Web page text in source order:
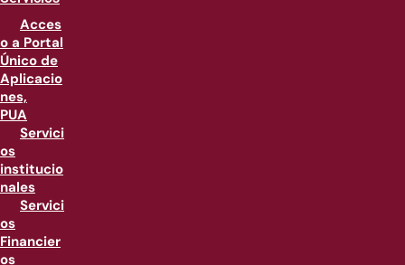
Acces
o a Portal
Único de
Aplicacio
nes,
PUA
Servici
os
institucio
nales
Servici
os
Financier
os